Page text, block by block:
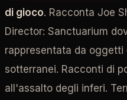
di gioco. Racconta Joe
Director: Sanctuarium
rappresentata da oggetti
sotterranei. Racconti di
all'assalto degli inferi.